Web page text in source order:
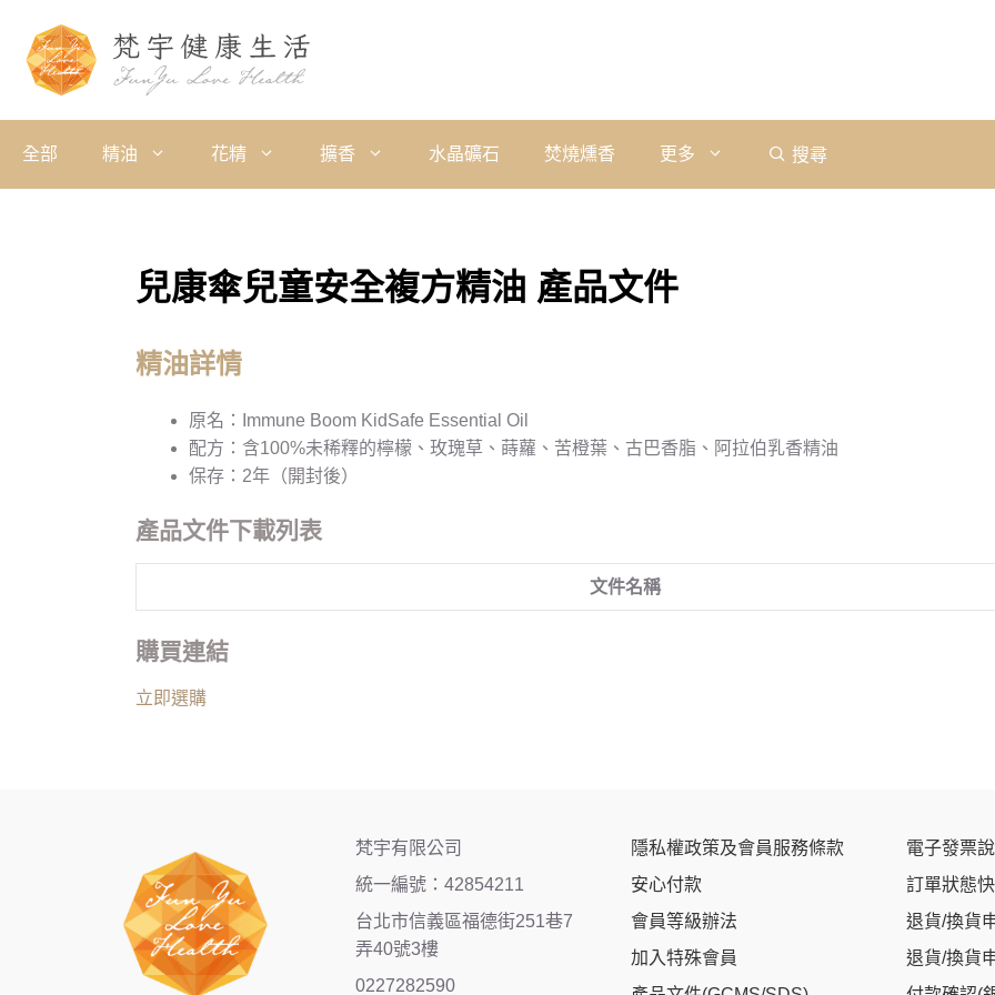
全部 精油 花精 擴香 水晶礦石 焚燒燻香 更多 搜尋
兒康傘兒童安全複方精油 產品文件
精油詳情
原名：Immune Boom KidSafe Essential Oil
配方：含100%未稀釋的檸檬、玫瑰草、蒔蘿、苦橙葉、古巴香脂、阿拉伯乳香精油
保存：2年（開封後）
產品文件下載列表
文件名稱
購買連結
立即選購
梵宇有限公司
統一編號：42854211
台北市信義區福德街251巷7
弄40號3樓
0227282590
隱私權政策及會員服務條款
安心付款
會員等級辦法
加入特殊會員
電子發票
訂單狀態
退貨/換貨
退貨/換貨